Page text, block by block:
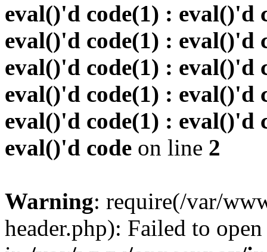
eval()'d code(1) : eval()'d
eval()'d code(1) : eval()'d
eval()'d code(1) : eval()'d
eval()'d code(1) : eval()'d
eval()'d code(1) : eval()'d
eval()'d code on line 2
Warning: require(/var/
header.php): Failed to